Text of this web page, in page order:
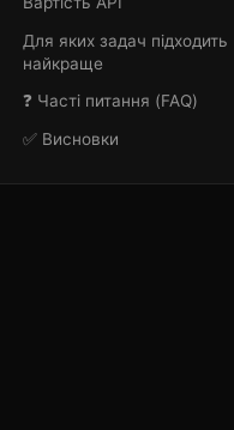
Для яких задач підходить
найкраще
❓ Часті питання (FAQ)
✅ Висновки